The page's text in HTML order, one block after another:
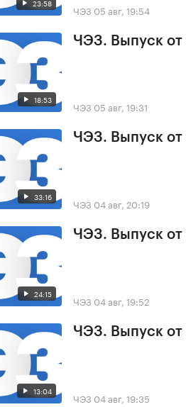
23:58 ЧЭЗ 05 авг, 19:54
18:53
ЧЭЗ. Выпуск от
ЧЭЗ 05 авг, 19:31
33:16
ЧЭЗ. Выпуск
ЧЭЗ 04 авг, 20:19
24:15
ЧЭЗ. Выпуск от
ЧЭЗ 04 авг, 19:52
13:04
ЧЭЗ. Выпуск от
ЧЭЗ 04 авг, 19:35